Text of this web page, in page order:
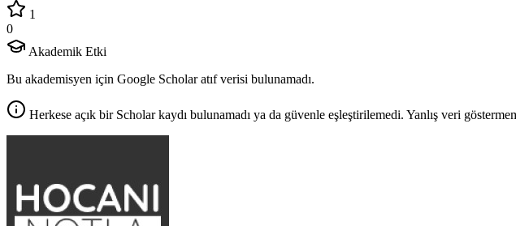
1
0
Akademik Etki
Bu akademisyen için Google Scholar atıf verisi bulunamadı.
Herkese açık bir Scholar kaydı bulunamadı ya da güvenle eşleştirilemedi. Yanlış veri